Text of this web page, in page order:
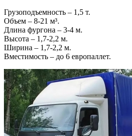
Грузоподъемность – 1,5 т.
Объем – 8-21 м³.
Длина фургона – 3-4 м.
Высота – 1,7-2,2 м.
Ширина – 1,7-2,2 м.
Вместимость – до 6 европаллет.